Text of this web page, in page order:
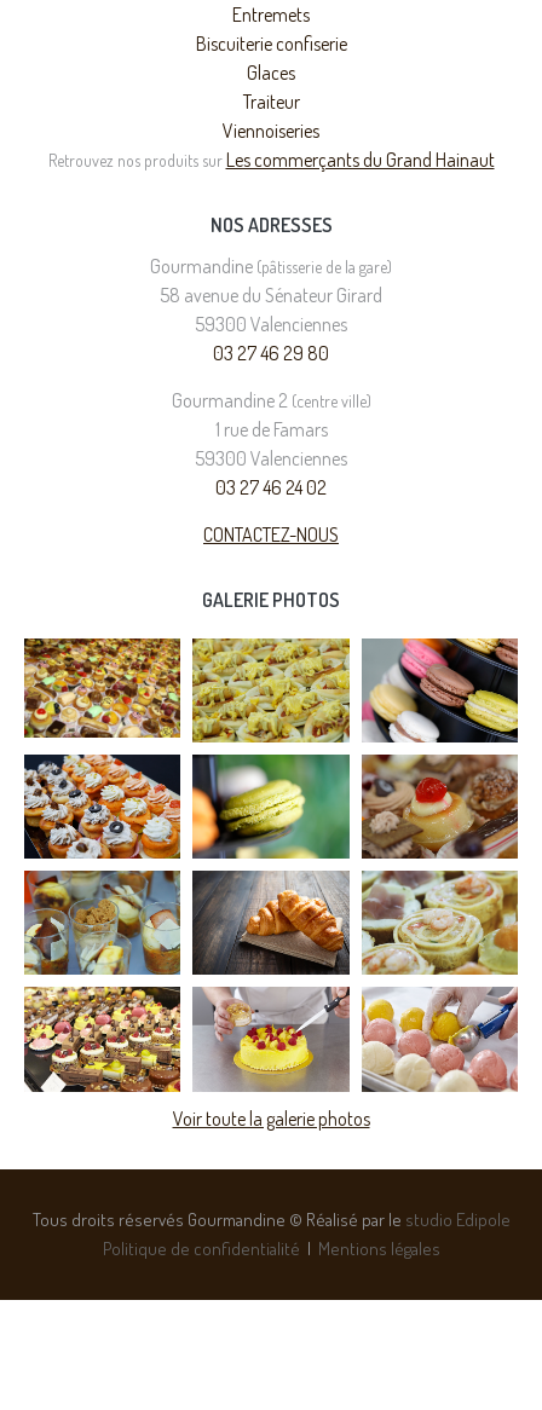
Entremets
Biscuiterie confiserie
Glaces
Traiteur
Viennoiseries
Retrouvez nos produits surLes commerçants du Grand Hainaut
NOS ADRESSES
Gourmandine (pâtisserie de la gare)
58 avenue du Sénateur Girard
59300 Valenciennes
03 27 46 29 80
Gourmandine 2 (centre ville)
1 rue de Famars
59300 Valenciennes
03 27 46 24 02
CONTACTEZ-NOUS
GALERIE PHOTOS
Voir toute la galerie photos
Tous droits réservés Gourmandine © Réalisé par le studio Edipole
Politique de confidentialité | Mentions légales